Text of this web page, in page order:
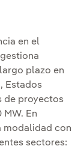
en el
plazo en
Estados
de proyectos
En
modalidad con
sectores: